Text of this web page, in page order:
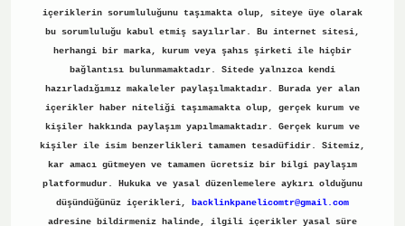
içeriklerin sorumluluğunu taşımakta olup, siteye üye olarak
bu sorumluluğu kabul etmiş sayılırlar. Bu internet sitesi,
herhangi bir marka, kurum veya şahıs şirketi ile hiçbir
bağlantısı bulunmamaktadır. Sitede yalnızca kendi
hazırladığımız makaleler paylaşılmaktadır. Burada yer alan
içerikler haber niteliği taşımamakta olup, gerçek kurum ve
kişiler hakkında paylaşım yapılmamaktadır. Gerçek kurum ve
kişiler ile isim benzerlikleri tamamen tesadüfidir. Sitemiz,
kar amacı gütmeyen ve tamamen ücretsiz bir bilgi paylaşım
platformudur. Hukuka ve yasal düzenlemelere aykırı olduğunu
düşündüğünüz içerikleri,
backlinkpanelicomtr@gmail.com
adresine bildirmeniz halinde, ilgili içerikler yasal süre